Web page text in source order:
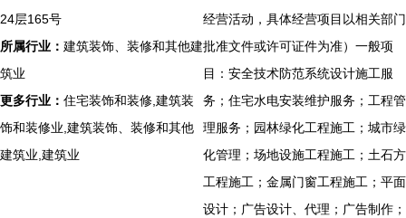
24层165号
所属行业： 建筑装饰、装修和其他建
筑业
更多行业： 住宅装饰和装修,建筑装
饰和装修业,建筑装饰、装修和其他
建筑业,建筑业
经营活动，具体经营项目以相关部门
批准文件或许可证件为准）一般项
目：安全技术防范系统设计施工服
务；住宅水电安装维护服务；工程管
理服务；园林绿化工程施工；城市绿
化管理；场地设施工程施工；土石方
工程施工；金属门窗工程施工；平面
设计；广告设计、代理；广告制作；